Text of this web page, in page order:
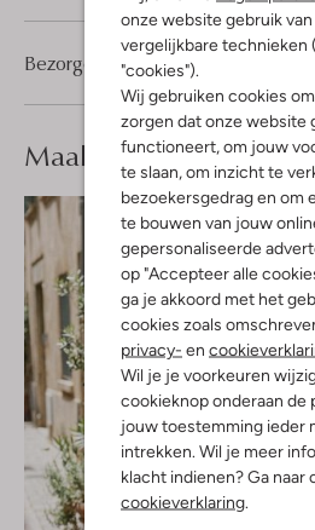
onze website gebruik
vergelijkbare technieken
"cookies").
Wij gebruiken cookies
zorgen dat onze website
functioneert, om jouw
te slaan, om inzicht te
bezoekersgedrag en om
te bouwen van jouw
gepersonaliseerde
op "Accepteer alle
ga je akkoord met het
cookies zoals
privacy- en
Wil je je voorkeuren
cookieknop onderaan de
jouw toestemming ieder
intrekken. Wil je meer
klacht indienen? Ga naar
cookieverklaring.
Bezorgen & retourneren
Maak jelook compleet